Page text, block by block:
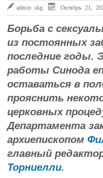
admin skg Октябрь 21,
Борьба с
из постоянных
последние годы.
работы Синода
оставаться в
прояснить
церковных
Департамента
архиепископом
главный
Торниелли.